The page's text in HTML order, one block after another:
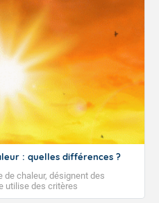
: quelles différences ?
de chaleur, désignent des
utilise des critères
les épisodes de chaleur qui